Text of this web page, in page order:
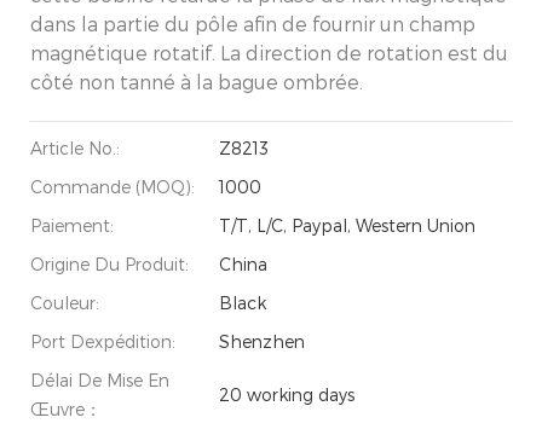
dans la partie du pôle afin de fournir un champ
magnétique rotatif. La direction de rotation est du
côté non tanné à la bague ombrée.
Article No.:
Z8213
Commande (MOQ):
1000
Paiement:
T/T, L/C, Paypal, Western Union
Origine Du Produit:
China
Couleur:
Black
Port Dexpédition:
Shenzhen
Délai De Mise En
Œuvre：
20 working days